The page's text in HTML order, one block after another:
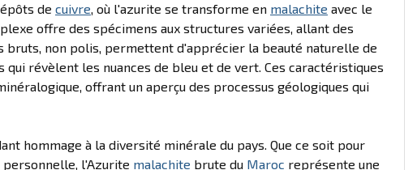
de cuivre, où l'azurite se transforme en malachite avec le
offre des spécimens aux structures variées, allant des
bruts, non polis, permettent d'apprécier la beauté naturelle de
révèlent les nuances de bleu et de vert. Ces caractéristiques
offrant un aperçu des processus géologiques qui
hommage à la diversité minérale du pays. Que ce soit pour
l'Azurite malachite brute du Maroc représente une